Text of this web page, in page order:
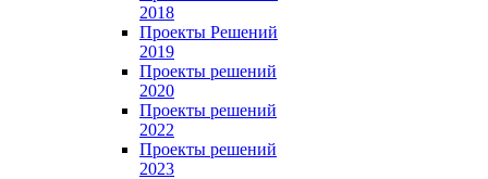
2018
Проекты Решений
2019
Проекты решений
2020
Проекты решений
2022
Проекты решений
2023